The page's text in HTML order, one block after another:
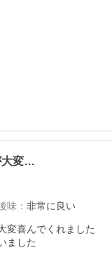
大変…
味 ： 非常に良い
変喜んでくれました
ました